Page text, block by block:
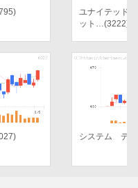
ユナイテッド・スーパーマーケ
システム ディ(3804)